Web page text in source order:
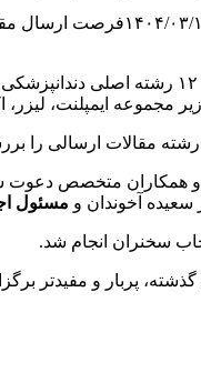
در این فراخوان مقاله
پیرو فراخوان مقاله در تمام
مجموعه ایمپلنت،
مقالات ارسالی را
همکاران متخصص دعوت
سعیده آخوندان و مسئول
سخنران انجام شد.
پربار و مفیدتر